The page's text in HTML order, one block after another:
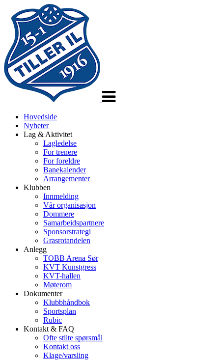
Hovedside
Nyheter
Lag & Aktivitet
Lagledelse
For trenere
For foreldre
Banekalender
Arrangementer
Klubben
Innmelding
Vår organisasjon
Dommere
Samarbeidspartnere
Sponsorstrategi
Grasrotandelen
Anlegg
TOBB Arena Sør
KVT Kunstgress
KVT-hallen
Møterom
Dokumenter
Klubbhåndbok
Sportsplan
Rubic
Kontakt & FAQ
Ofte stilte spørsmål
Kontakt oss
Klage/varsling